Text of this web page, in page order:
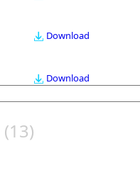
Download
Download
(13)